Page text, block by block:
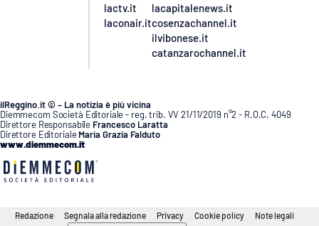
lactv.it
laconair.it
lacapitalenews.it
cosenzachannel.it
ilvibonese.it
catanzarochannel.it
ilReggino.it © – La notizia è più vicina
Diemmecom Società Editoriale - reg. trib. VV 21/11/2019 n°2 - R.O.C. 4049
Direttore Responsabile Francesco Laratta
Direttore Editoriale Maria Grazia Falduto
www.diemmecom.it
Redazione Segnala alla redazione Privacy Cookie policy Note legali